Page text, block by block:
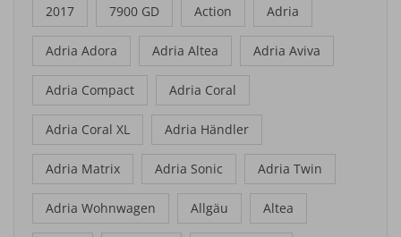
2017 7900 GD Action Adria
Adria Adora Adria Altea Adria Aviva
Adria Compact Adria Coral
Adria Coral XL Adria Händler
Adria Matrix Adria Sonic Adria Twin
Adria Wohnwagen Allgäu Altea